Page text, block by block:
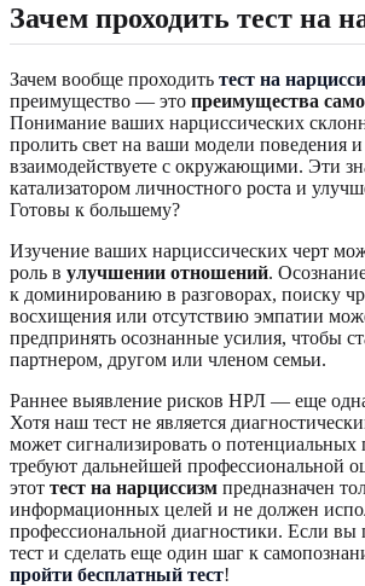
Зачем проходить тест на
Зачем вообще проходить тест на
преимущество — это преимущества
Понимание ваших нарциссических
пролить свет на ваши модели поведения
взаимодействуете с окружающими. Эти
катализатором личностного роста и
Готовы к большему?
Изучение ваших нарциссических черт
роль в улучшении отношений.
к доминированию в разговорах, поиску
восхищения или отсутствию эмпатии
предпринять осознанные усилия, чтобы
партнером, другом или членом семьи.
Раннее выявление рисков НРЛ — еще
Хотя наш тест не является
может сигнализировать о потенциальных
требуют дальнейшей профессиональной
этот тест на нарциссизм предназначен
информационных целей и не должен
профессиональной диагностики. Если
тест и сделать еще один шаг к
пройти бесплатный тест!